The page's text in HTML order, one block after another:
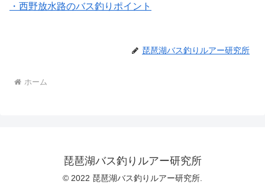
・西野放水路のバス釣りポイント
琵琶湖バス釣りルアー研究所
ホーム
琵琶湖バス釣りルアー研究所
© 2022 琵琶湖バス釣りルアー研究所.